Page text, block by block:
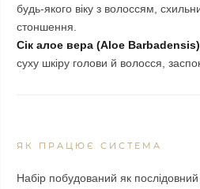
будь-якого віку з волоссям,
стоншення.
Сік алое вера (Aloe
суху шкіру голови й волосся,
ЯК ПРАЦЮЄ СИСТЕМА
Набір побудований як